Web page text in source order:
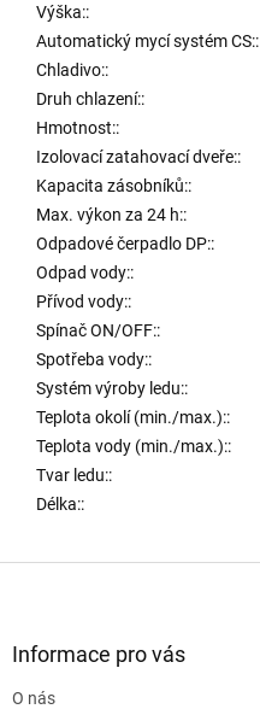
Výška::
Automatický mycí systém CS::
Chladivo::
Druh chlazení::
Hmotnost::
Izolovací zatahovací dveře::
Kapacita zásobníků::
Max. výkon za 24 h::
Odpadové čerpadlo DP::
Odpad vody::
Přívod vody::
Spínač ON/OFF::
Spotřeba vody::
Systém výroby ledu::
Teplota okolí (min./max.)::
Teplota vody (min./max.)::
Tvar ledu::
Délka::
Informace pro vás
O nás